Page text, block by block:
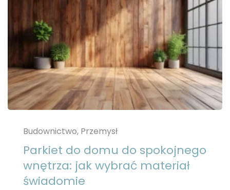
Budownictwo, Przemysł
Parkiet do domu do spokojnego
wnętrza: jak wybrać materiał
świadomie